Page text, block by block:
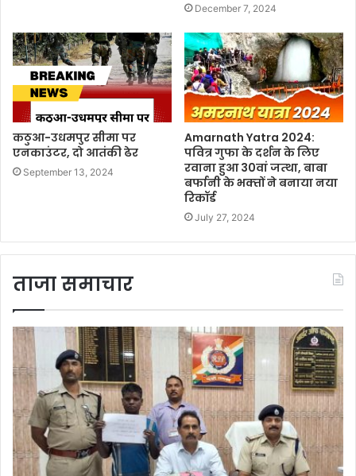
December 7, 2024
कठुआ-उधमपुर सीमा पर
एनकाउंटर, दो आतंकी ढेर
September 13, 2024
Amarnath Yatra 2024:
पवित्र गुफा के दर्शन के लिए
रवाना हुआ 30वां जत्‍था, बाबा
बर्फानी के भक्‍तों ने बनाया नया
रिकॉर्ड
July 27, 2024
ताजा समाचार